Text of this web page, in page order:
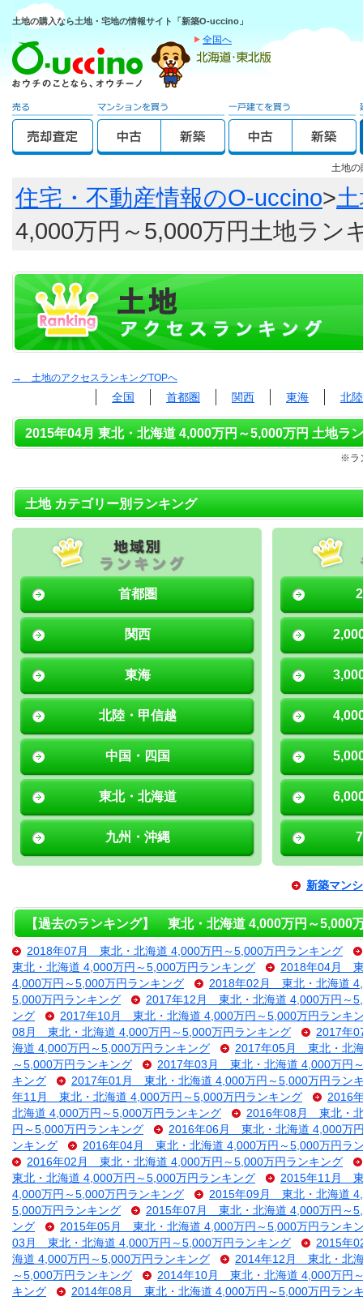
土地の購入なら土地・宅地の情報サイト「新築O-uccino」
全国へ
土地
住宅・不動産情報のO-uccino>
4,000万円～5,000万円土地ラン
→ 土地のアクセスランキングTOPへ
全国 首都圏 関西 東海 北
2015年04月 東北・北海道 4,000万円～5,000万円 土地ラ
※ラ
土地 カテゴリー別ランキング
首都圏
関西
東海
北陸・甲信越
中国・四国
東北・北海道
九州・沖縄
新築マン
【過去のランキング】 東北・北海道 4,000万円～5,000
2018年07月 東北・北海道 4,000万円～5,000万円ランキング
東北・北海道 4,000万円～5,000万円ランキング
2018年04月 東
4,000万円～5,000万円ランキング
2018年02月 東北・北海道
5,000万円ランキング
2017年12月 東北・北海道 4,000万円～
ング
2017年10月 東北・北海道 4,000万円～5,000万円ランキ
08月 東北・北海道 4,000万円～5,000万円ランキング
2017年
海道 4,000万円～5,000万円ランキング
2017年05月 東北・北
～5,000万円ランキング
2017年03月 東北・北海道 4,000万円
キング
2017年01月 東北・北海道 4,000万円～5,000万円ラン
年11月 東北・北海道 4,000万円～5,000万円ランキング
2016
北海道 4,000万円～5,000万円ランキング
2016年08月 東北・
円～5,000万円ランキング
2016年06月 東北・北海道 4,000万
ンキング
2016年04月 東北・北海道 4,000万円～5,000万円ラ
2016年02月 東北・北海道 4,000万円～5,000万円ランキング
東北・北海道 4,000万円～5,000万円ランキング
2015年11月 東
4,000万円～5,000万円ランキング
2015年09月 東北・北海道
5,000万円ランキング
2015年07月 東北・北海道 4,000万円～
ング
2015年05月 東北・北海道 4,000万円～5,000万円ランキ
03月 東北・北海道 4,000万円～5,000万円ランキング
2015年
海道 4,000万円～5,000万円ランキング
2014年12月 東北・北
～5,000万円ランキング
2014年10月 東北・北海道 4,000万円
キング
2014年08月 東北・北海道 4,000万円～5,000万円ラン